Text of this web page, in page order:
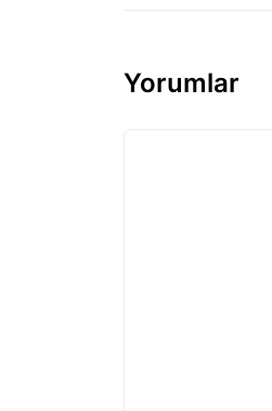
Yorumlar